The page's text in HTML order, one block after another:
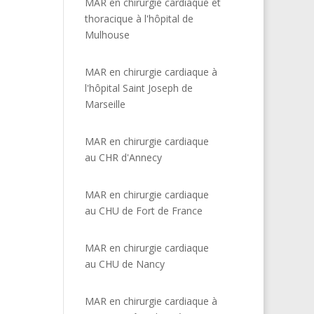
thoracique à l'hôpital de
Mulhouse
MAR en chirurgie cardiaque à
l'hôpital Saint Joseph de
Marseille
MAR en chirurgie cardiaque
au CHR d'Annecy
MAR en chirurgie cardiaque
au CHU de Fort de France
MAR en chirurgie cardiaque
au CHU de Nancy
MAR en chirurgie cardiaque à